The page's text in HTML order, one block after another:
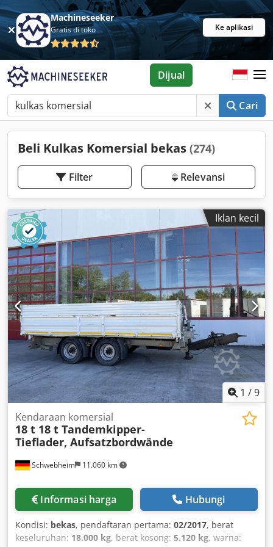
Machineseeker
Gratis di toko Ke aplikasi
Cari
Dijual
Beli Kulkas Komersial bekas (274)
Filter Relevansi
Iklan kecil
1 /9
Schwebheim 11.060 km
Kendaraan komersial
18 t 18 t Tandemkipper-
Tieflader, Aufsatzbordwände
Informasi harga Hubungi
Kondisi: bekas, pendaftaran pertama: 02/2017, berat
keseluruhan: 18.000 kg, berat kosong: 5.120 kg, warna: